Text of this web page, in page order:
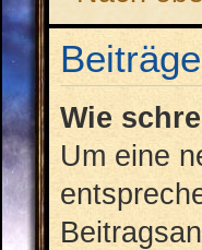
Wie
Um eine